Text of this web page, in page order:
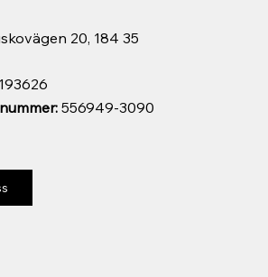
556949-3090
20, 184 35